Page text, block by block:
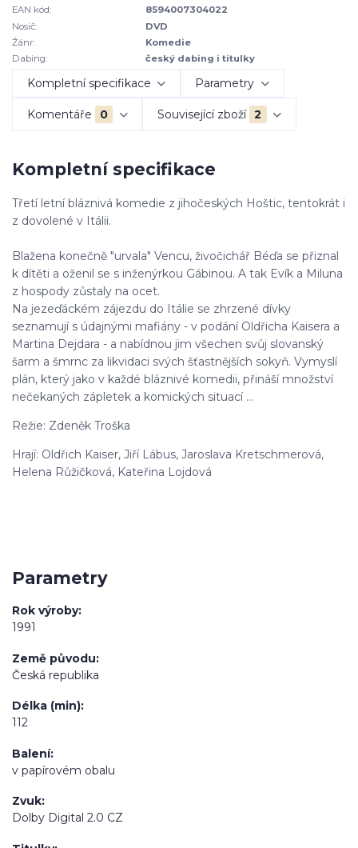
EAN kód:
8594007304022
Nosič:
DVD
Žánr:
Komedie
Dabing:
český dabing i titulky
Kompletní specifikace Parametry
Komentáře 0 Související zboží 2
Kompletní specifikace
Třetí letní bláznivá komedie z jihočeských Hoštic, tentokrát i
z dovolené v Itálii.
Blažena konečně "urvala" Vencu, živočichář Béďa se přiznal
k dítěti a oženil se s inženýrkou Gábinou. A tak Evík a Miluna
z hospody zůstaly na ocet.
Na jezeďáckém zájezdu do Itálie se zhrzené dívky
seznamují s údajnými mafiány - v podání Oldřicha Kaisera a
Martina Dejdara - a nabídnou jim všechen svůj slovanský
šarm a šmrnc za likvidaci svých šťastnějších sokyň. Vymyslí
plán, který jako v každé bláznivé komedii, přináší množství
nečekaných zápletek a komických situací ...
Režie: Zdeněk Troška
Hrají: Oldřich Kaiser, Jiří Lábus, Jaroslava Kretschmerová,
Helena Růžičková, Kateřina Lojdová
Parametry
Rok výroby
1991
Země původu
Česká republika
Délka (min)
112
Balení
v papírovém obalu
Zvuk
Dolby Digital 2.0 CZ